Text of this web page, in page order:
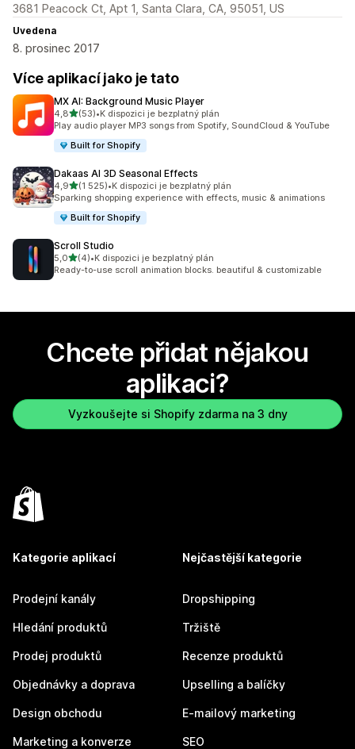
3681 Peacock Ct, Apt 1, Santa Clara, CA, 95051, US
Uvedena
8. prosinec 2017
Více aplikací jako je tato
MX AI: Background Music Player
4,8z 5 hvězd
(53)
Celkový počet recenzí: 53
•K dispozici je bezplatný plán
Play audio player MP3 songs from Spotify, SoundCloud & YouTube
Built for Shopify
Dakaas AI 3D Seasonal Effects
4,9z 5 hvězd
(1 525)
Celkový počet recenzí: 1525
•K dispozici je bezplatný plán
Sparking shopping experience with effects, music & animations
Built for Shopify
Scroll Studio
5,0z 5 hvězd
(4)
Celkový počet recenzí: 4
•K dispozici je bezplatný plán
Ready-to-use scroll animation blocks. beautiful & customizable
Chcete přidat nějakou
aplikaci?
Vyzkoušejte si Shopify zdarma na 3 dny
Kategorie aplikací
Prodejní kanály
Hledání produktů
Prodej produktů
Objednávky a doprava
Design obchodu
Marketing a konverze
Nejčastější kategorie
Dropshipping
Tržiště
Recenze produktů
Upselling a balíčky
E-mailový marketing
SEO